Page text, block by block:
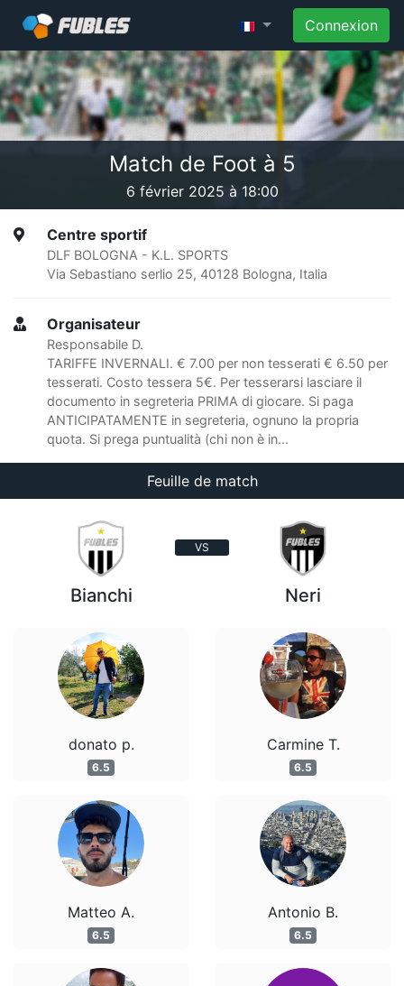
Connexion
Match de Foot à 5
6 février 2025 à 18:00
Centre sportif
DLF BOLOGNA - K.L. SPORTS
Via Sebastiano serlio 25, 40128 Bologna, Italia
Organisateur
Responsabile D.
TARIFFE INVERNALI. € 7.00 per non tesserati € 6.50 per
tesserati. Costo tessera 5€. Per tesserarsi lasciare il
documento in segreteria PRIMA di giocare. Si paga
ANTICIPATAMENTE in segreteria, ognuno la propria
quota. Si prega puntualità (chi non è in...
Feuille de match
VS
Bianchi
donato p.
6.5
Matteo A.
6.5
Neri
Carmine T.
6.5
Antonio B.
6.5